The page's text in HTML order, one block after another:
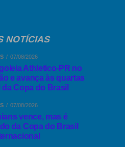
NOTÍCIAS
07/08/2026
Athletico-PR no
e avança às quartas
da Copa do Brasil
07/08/2026
vence, mas é
da Copa do Brasil